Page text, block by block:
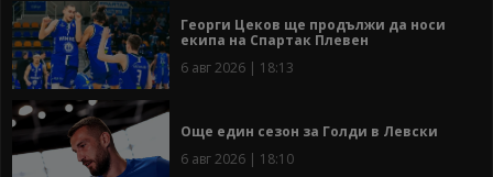
Георги Цеков ще продължи да носи
екипа на Спартак Плевен
6 авг 2026 | 18:13
Още един сезон за Голди в Левски
6 авг 2026 | 18:10